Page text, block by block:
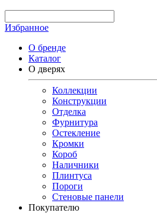
Избранное
О бренде
Каталог
О дверях
Коллекции
Конструкции
Отделка
Фурнитура
Остекление
Кромки
Короб
Наличники
Плинтуса
Пороги
Стеновые панели
Покупателю